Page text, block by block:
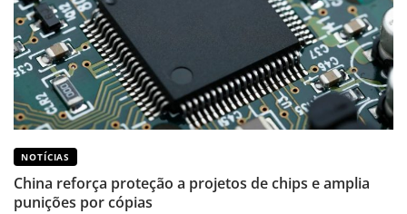
NOTÍCIAS
China reforça proteção a projetos de chips e amplia
punições por cópias